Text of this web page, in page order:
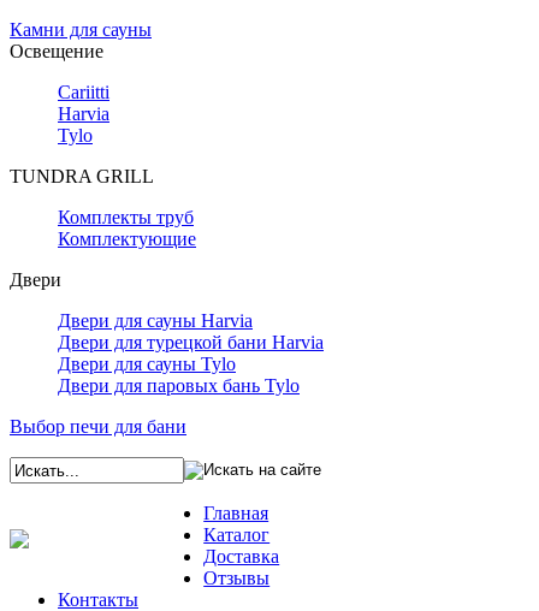
Камни для сауны
Освещение
Cariitti
Harvia
Tylo
TUNDRA GRILL
Комплекты труб
Комплектующие
Двери
Двери для сауны Harvia
Двери для турецкой бани Harvia
Двери для сауны Tylo
Двери для паровых бань Tylo
Выбор печи для бани
Главная
Каталог
Доставка
Отзывы
Контакты